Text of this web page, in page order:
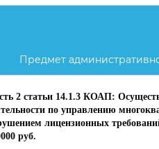
Предмет
2 статьи 14.1.3 КОАП:
по управлению
лицензионных
руб.